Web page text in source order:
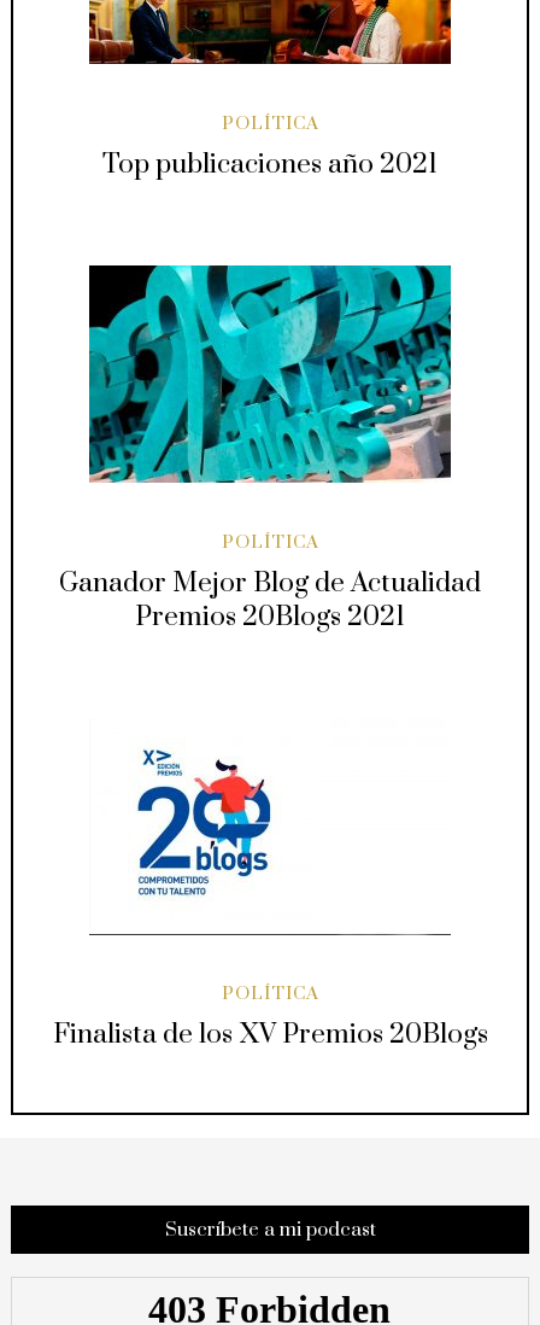
POLÍTICA
Top publicaciones año 2021
POLÍTICA
Ganador Mejor Blog de Actualidad
Premios 20Blogs 2021
POLÍTICA
Finalista de los XV Premios 20Blogs
Suscríbete a mi podcast